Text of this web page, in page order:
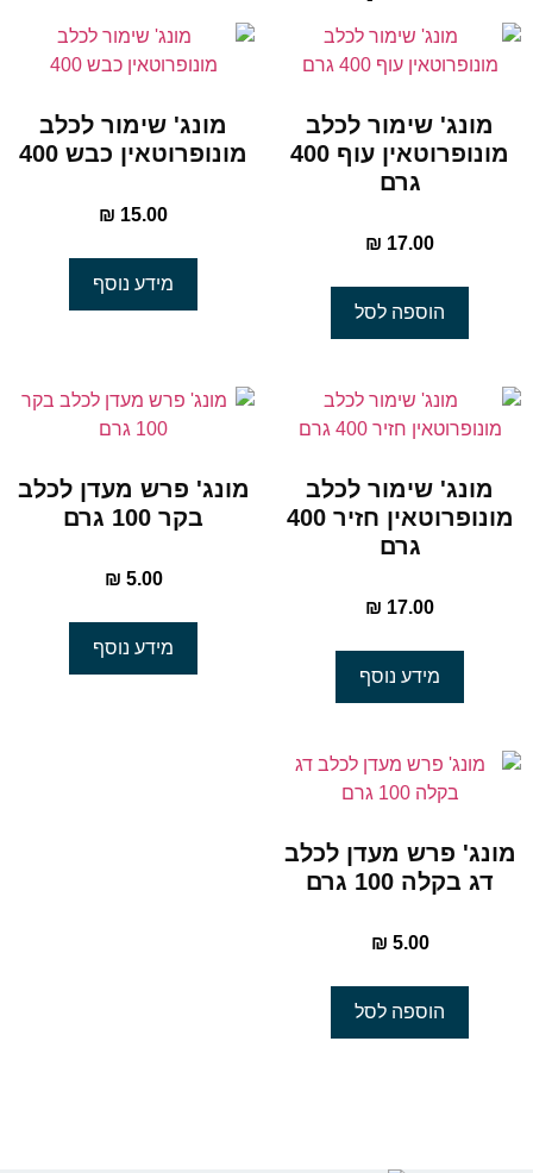
מונג' שימור לכלב
מונופרוטאין עוף 400
גרם
₪ 17.00
הוספה לסל
מונג' שימור לכלב
מונופרוטאין כבש 400
₪ 15.00
מידע נוסף
מונג' שימור לכלב
מונופרוטאין חזיר 400
גרם
₪ 17.00
מידע נוסף
מונג' פרש מעדן לכלב
בקר 100 גרם
₪ 5.00
מידע נוסף
מונג' פרש מעדן לכלב
דג בקלה 100 גרם
₪ 5.00
הוספה לסל